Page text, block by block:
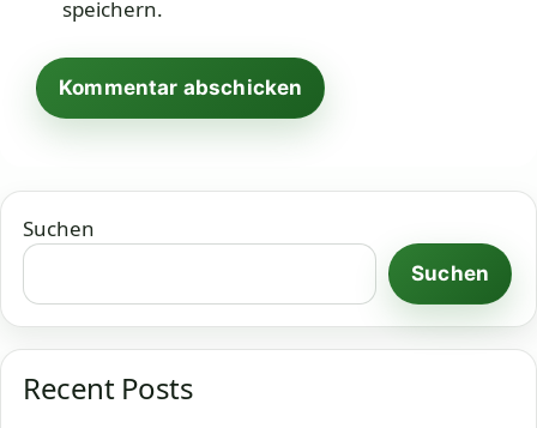
speichern.
Suchen
Suchen
Recent Posts